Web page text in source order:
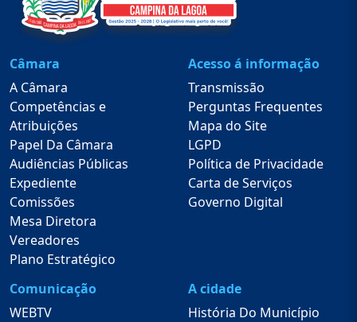
Câmara
A Câmara
Competências e
Atribuições
Papel Da Câmara
Audiências Públicas
Expediente
Comissões
Mesa Diretora
Vereadores
Plano Estratégico
Acesso á informação
Transmissão
Perguntas Frequentes
Mapa do Site
LGPD
Política de Privacidade
Carta de Serviços
Governo Digital
Comunicação
WEBTV
A cidade
História Do Município